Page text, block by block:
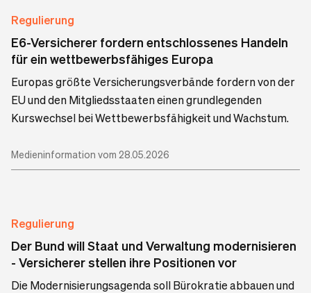
Regulierung
E6-Versicherer fordern entschlossenes Handeln
für ein wettbewerbsfähiges Europa
Europas größte Versicherungsverbände fordern von der
EU und den Mitgliedsstaaten einen grundlegenden
Kurswechsel bei Wettbewerbsfähigkeit und Wachstum.
Medieninformation vom 28.05.2026
Regulierung
Der Bund will Staat und Verwaltung modernisieren
- Versicherer stellen ihre Positionen vor
Die Modernisierungsagenda soll Bürokratie abbauen und